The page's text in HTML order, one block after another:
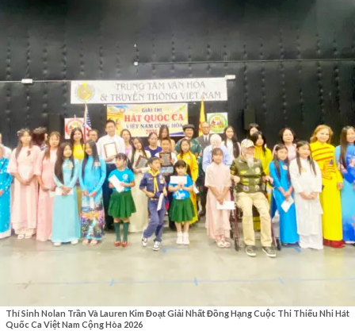
Thí Sinh Nolan Trần Và Lauren Kim Đoạt Giải Nhất Đồng Hạng Cuộc Thi Thiếu Nhi Hát
Quốc Ca Việt Nam Cộng Hòa 2026